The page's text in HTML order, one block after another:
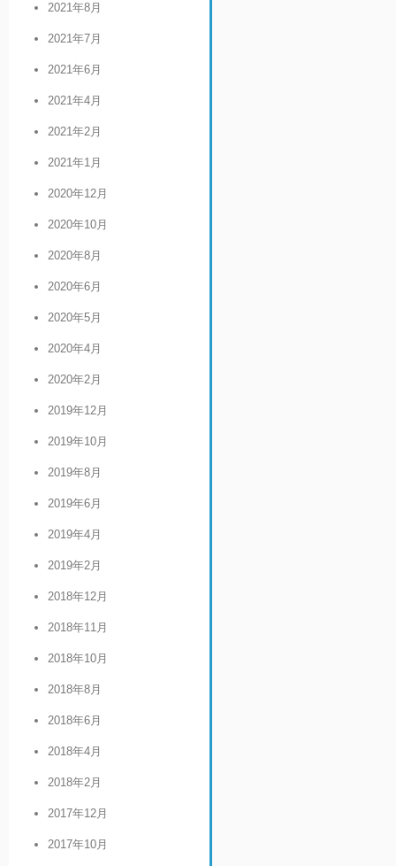
2021年8月
2021年7月
2021年6月
2021年4月
2021年2月
2021年1月
2020年12月
2020年10月
2020年8月
2020年6月
2020年5月
2020年4月
2020年2月
2019年12月
2019年10月
2019年8月
2019年6月
2019年4月
2019年2月
2018年12月
2018年11月
2018年10月
2018年8月
2018年6月
2018年4月
2018年2月
2017年12月
2017年10月